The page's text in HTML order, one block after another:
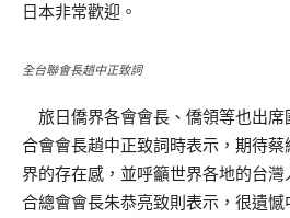
日本非常歡迎。
全台聯會長趙中正致詞
旅日僑界各會會長、僑領等也出席
合會會長趙中正致詞時表示，期待
界的存在感，並呼籲世界各地的台
合總會會長朱恭亮致則表示，很遺